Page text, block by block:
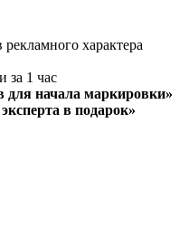
характера
за 1 час
для начала маркировки»
в подарок»